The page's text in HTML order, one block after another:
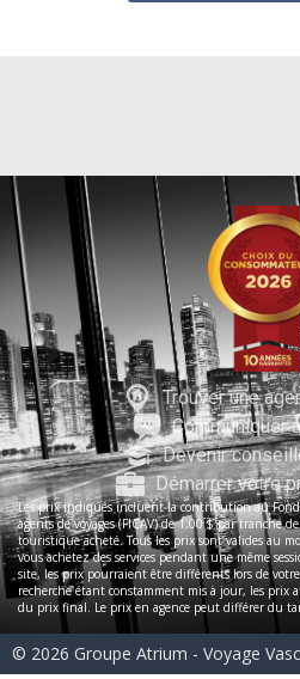
Trouver une
Communiquer
Devenir
Démarrer votre
Les prix indiqués incluent la contribution au
agents de voyages (FICAV) de 1,00 $ par tranche
touristique acheté. Tous les prix sont valides au
vous achetez des services pendant une même
site, les prix pourraient être différents lors de
recherche étant constamment mis à jour, les prix
du prix final. Le prix en agence peut différer du
© 2026 Groupe Atrium - Voyage